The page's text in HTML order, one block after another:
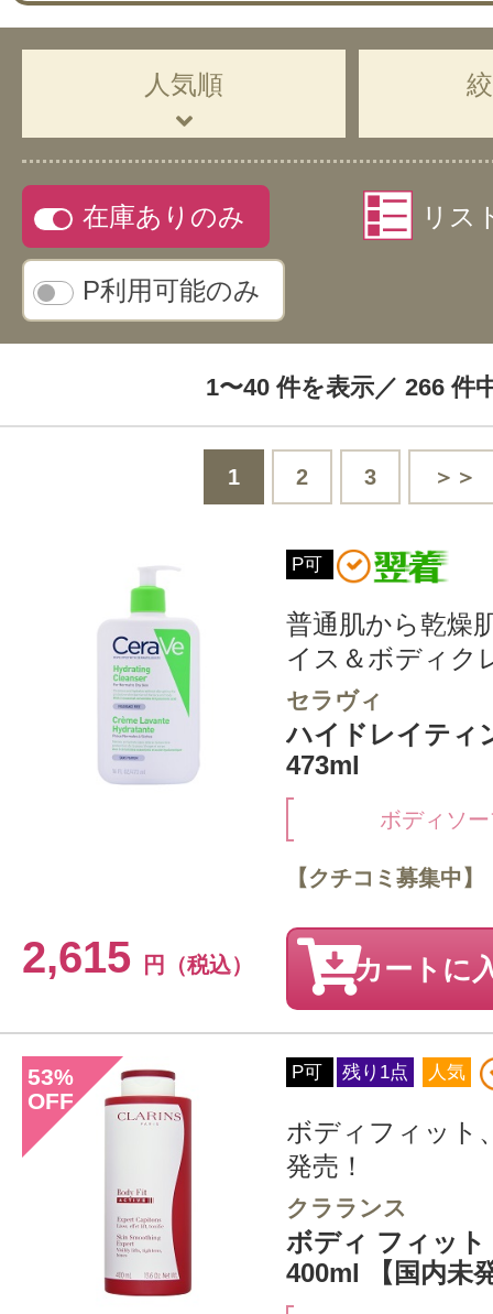
人気順
在庫ありのみ
P利用可能のみ
リス
1〜40 件を表示／ 266 件
1 2 3 ＞＞
P可
普通肌から乾燥
イス＆ボディク
セラヴィ
ハイドレイティ
473ml
ボディソ
2,615 円（税込）
【クチコミ募集中】
カートに
53%
OFF
P可 残り1点 人気
ボディフィット
発売！
クラランス
ボディ フィッ
400ml 【国内未